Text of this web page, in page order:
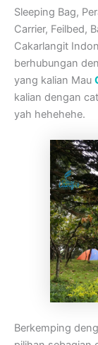
Sleeping Bag,
Carrier, Feilbed,
Cakarlangit
berhubungan
yang kalian Mau
kalian dengan
yah hehehehe.
Berkemping